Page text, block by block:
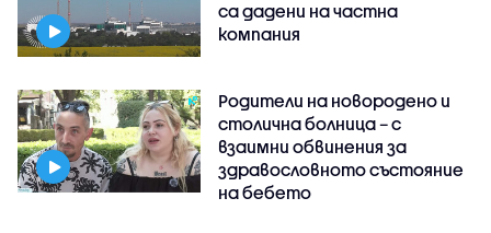
са дадени на частна
компания
Родители на новородено и
столична болница – с
взаимни обвинения за
здравословното състояние
на бебето